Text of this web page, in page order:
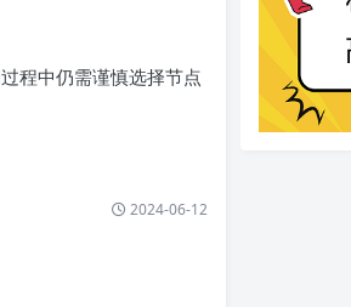
程中仍需谨慎选择节点
2024-06-12